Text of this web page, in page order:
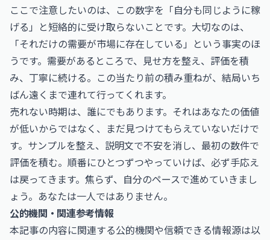
ここで注意したいのは、この数字を「自分も同じように稼
げる」と短絡的に受け取らないことです。大切なのは、
「それだけの需要が市場に存在している」という事実のほ
うです。需要があるところで、見せ方を整え、評価を積
み、丁寧に続ける。この当たり前の積み重ねが、結局いち
ばん遠くまで連れて行ってくれます。
売れない時期は、誰にでもあります。それはあなたの価値
が低いからではなく、まだ見つけてもらえていないだけで
す。サンプルを整え、説明文で不安を消し、最初の数件で
評価を積む。順番にひとつずつやっていけば、必ず手応え
は戻ってきます。焦らず、自分のペースで進めていきまし
ょう。あなたは一人ではありません。
公的機関・関連参考情報
本記事の内容に関連する公的機関や信頼できる情報源は以